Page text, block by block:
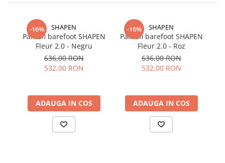
-16% SHAPEN
Pantofi barefoot SHAPEN
Fleur 2.0 - Negru
636,00 RON
532,00 RON
ADAUGA IN COS
-16% SHAPEN
Pantofi barefoot SHAPEN
Fleur 2.0 - Roz
636,00 RON
532,00 RON
ADAUGA IN COS